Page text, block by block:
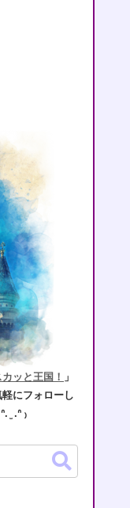
ッと王国！
」
にフォローし
.ᐢ ₎